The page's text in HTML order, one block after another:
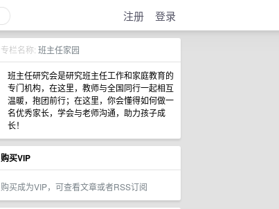
注册 登录
专栏名称: 班主任家园
班主任研究会是研究班主任工作和家庭教育的
专门机构，在这里，教师与全国同行一起相互
温暖，抱团前行；在这里，你会懂得如何做一
名优秀家长，学会与老师沟通，助力孩子成
长！
购买VIP
购买成为VIP，可查看文章或者RSS订阅